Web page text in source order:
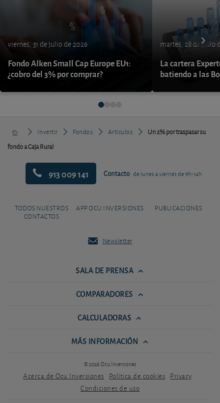
viernes, 31 de julio de 2026
Fondo Alken Small Cap Europe EU1:
¿cobro del 3% por comprar?
martes, 28 de julio
La cartera
batiendo a las
Invertir Fondos Artículos
Un 2% por traspasar su
fondo a Caja Rural
913 009 141 Contacto de lunes a viernes de 9h-14h
TODOS NUESTROS
CONTACTOS
APP OCU INVERSIONES PUBLICACIONES
Newsletter
SALA DE PRENSA
COMPARADORES
CALCULADORAS
MÁS INFORMACIÓN
© 2026 Ocu Inversiones
Acerca de Ocu Inversiones Política de cookies Privacy
Condiciones de uso